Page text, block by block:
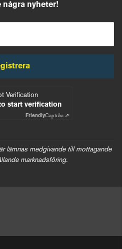
några nyheter!
Verification
start verification
FriendlyCaptcha ⇗
lämnas medgivande till mottagande
marknadsföring.